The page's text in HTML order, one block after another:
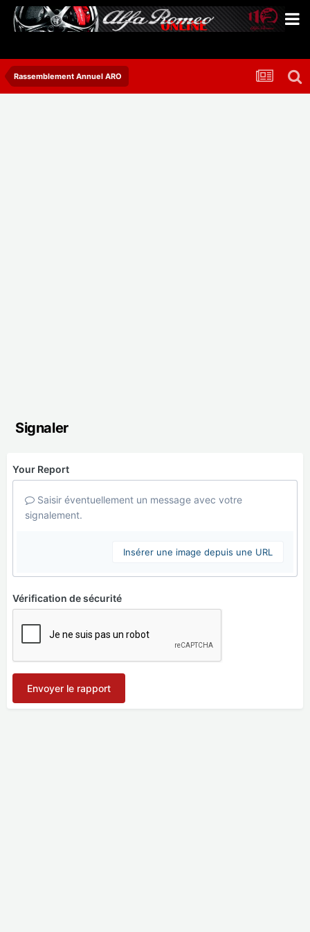
Rassemblement Annuel ARO
Signaler
Your Report
Saisir éventuellement un message avec votre
signalement.
Insérer une image depuis une URL
Vérification de sécurité
Envoyer le rapport